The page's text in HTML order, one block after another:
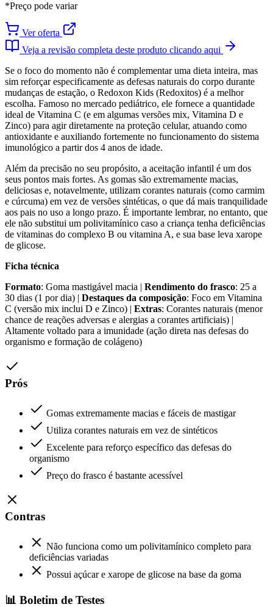
*Preço pode variar
Ver oferta
Veja a revisão completa deste produto clicando aqui
Se o foco do momento não é complementar uma dieta inteira, mas
sim reforçar especificamente as defesas naturais do corpo durante
mudanças de estação, o Redoxon Kids (Redoxitos) é a melhor
escolha. Famoso no mercado pediátrico, ele fornece a quantidade
ideal de Vitamina C (e em algumas versões mix, Vitamina D e
Zinco) para agir diretamente na proteção celular, atuando como
antioxidante e auxiliando fortemente no funcionamento do sistema
imunológico a partir dos 4 anos de idade.
Além da precisão no seu propósito, a aceitação infantil é um dos
seus pontos mais fortes. As gomas são extremamente macias,
deliciosas e, notavelmente, utilizam corantes naturais (como carmim
e cúrcuma) em vez de versões sintéticas, o que dá mais tranquilidade
aos pais no uso a longo prazo. É importante lembrar, no entanto, que
ele não substitui um polivitamínico caso a criança tenha deficiências
de vitaminas do complexo B ou vitamina A, e sua base leva xarope
de glicose.
Ficha técnica
Formato: Goma mastigável macia | Rendimento do frasco: 25 a
30 dias (1 por dia) | Destaques da composição: Foco em Vitamina
C (versão mix inclui D e Zinco) | Extras: Corantes naturais (menor
chance de reações adversas e alergias a corantes artificiais) |
Altamente voltado para a imunidade (ação direta nas defesas do
organismo e formação de colágeno)
Prós
Gomas extremamente macias e fáceis de mastigar
Utiliza corantes naturais em vez de sintéticos
Excelente para reforço específico das defesas do
organismo
Preço do frasco é bastante acessível
Contras
Não funciona como um polivitamínico completo para
deficiências variadas
Possui açúcar e xarope de glicose na base da goma
📊 Boletim de Testes